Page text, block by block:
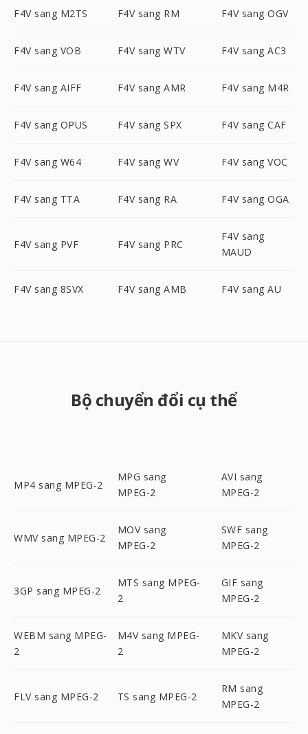
F4V sang M2TS F4V sang RM F4V sang OGV
F4V sang VOB F4V sang WTV F4V sang AC3
F4V sang AIFF F4V sang AMR F4V sang M4R
F4V sang OPUS F4V sang SPX F4V sang CAF
F4V sang W64 F4V sang WV F4V sang VOC
F4V sang TTA F4V sang RA F4V sang OGA
F4V sang PVF F4V sang PRC
F4V sang
MAUD
F4V sang 8SVX F4V sang AMB F4V sang AU
Bộ chuyển đổi cụ thể
MP4 sang MPEG-2
MPG sang
MPEG-2
AVI sang
MPEG-2
WMV sang MPEG-2
MOV sang
MPEG-2
SWF sang
MPEG-2
3GP sang MPEG-2
MTS sang MPEG-
2
GIF sang
MPEG-2
WEBM sang MPEG-
2
M4V sang MPEG-
2
MKV sang
MPEG-2
FLV sang MPEG-2 TS sang MPEG-2
RM sang
MPEG-2